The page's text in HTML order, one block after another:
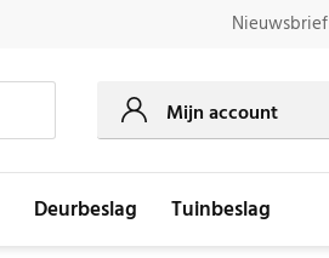
Nieuwsbrief
Mijn account
Deurbeslag Tuinbeslag